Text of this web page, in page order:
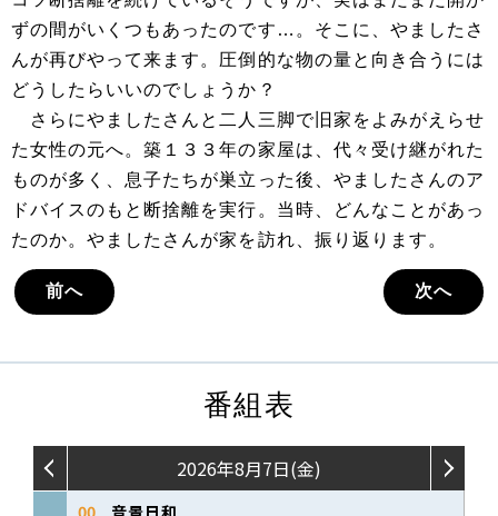
ずの間がいくつもあったのです…。そこに、やましたさ
んが再びやって来ます。圧倒的な物の量と向き合うには
どうしたらいいのでしょうか？
さらにやましたさんと二人三脚で旧家をよみがえらせ
た女性の元へ。築１３３年の家屋は、代々受け継がれた
ものが多く、息子たちが巣立った後、やましたさんのア
ドバイスのもと断捨離を実行。当時、どんなことがあっ
たのか。やましたさんが家を訪れ、振り返ります。
前へ 次へ
番組表